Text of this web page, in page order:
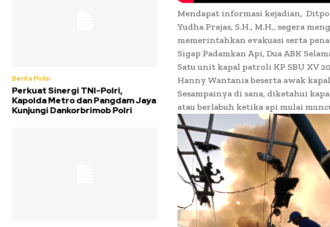
Berita Polisi
Perkuat Sinergi TNI-Polri,
Kapolda Metro dan Pangdam Jaya
Kunjungi Dankorbrimob Polri
Mendapat informasi kejadian,
Yudha Prajas, S.H., M.H., segera
memerintahkan evakuasi serta
Sigap Padamkan Api, Dua ABK
Satu unit kapal patroli KP SBU XV
Hanny Wantania beserta awak
Sesampainya di sana, diketahui
atau berlabuh ketika api mulai